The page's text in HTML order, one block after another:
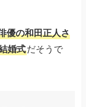
優の和田正人さ
婚式だそうで